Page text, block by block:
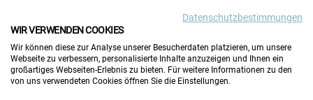
Datenschutzbestimmungen
WIR VERWENDEN COOKIES
Wir können diese zur Analyse unserer Besucherdaten platzieren, um unsere
Webseite zu verbessern, personalisierte Inhalte anzuzeigen und Ihnen ein
großartiges Webseiten-Erlebnis zu bieten. Für weitere Informationen zu den
von uns verwendeten Cookies öffnen Sie die Einstellungen.